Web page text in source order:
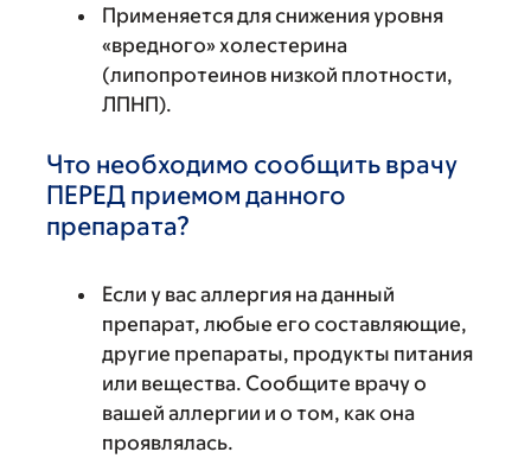
Применяется для снижения уровня
«вредного» холестерина
(липопротеинов низкой плотности,
ЛПНП).
Что необходимо сообщить врачу
ПЕРЕД приемом данного
препарата?
Если у вас аллергия на данный
препарат, любые его составляющие,
другие препараты, продукты питания
или вещества. Сообщите врачу о
вашей аллергии и о том, как она
проявлялась.